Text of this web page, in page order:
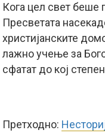
Кога цел свет беше
Пресветата
христијанските
лажно учење за
сфатат до кој
Претходно: